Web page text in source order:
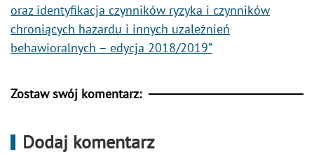
oraz identyfikacja czynników ryzyka i czynników
chroniących hazardu i innych uzależnień
behawioralnych – edycja 2018/2019”
Zostaw swój komentarz:
Dodaj komentarz